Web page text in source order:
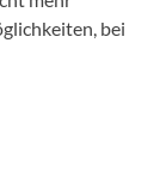
bei